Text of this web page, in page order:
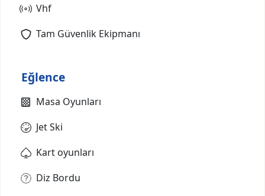
Vhf
Tam Güvenlik Ekipmanı
Eğlence
Masa Oyunları
Jet Ski
Kart oyunları
Diz Bordu